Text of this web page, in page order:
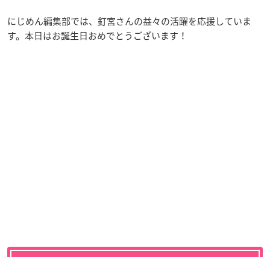
にじめん編集部では、釘宮さんの益々の活躍を応援していま
す。本日はお誕生日おめでとうございます！